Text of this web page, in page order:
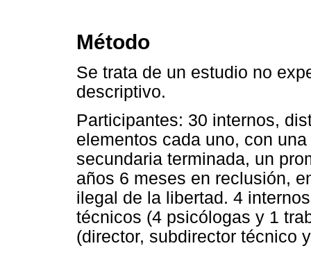
Método
Se trata de un estudio no
descriptivo.
Participantes: 30 internos,
elementos cada uno, con
secundaria terminada, un
años 6 meses en reclusión,
ilegal de la libertad. 4
técnicos (4 psicólogas y 1
(director, subdirector técnico